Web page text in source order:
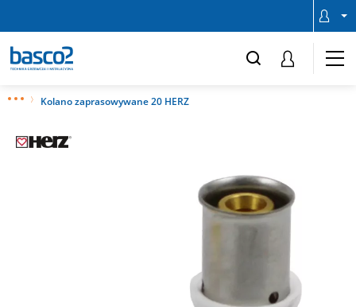
Kolano zaprasowywane 20 HERZ